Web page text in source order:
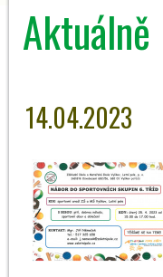
Aktuálně
14.04.2023